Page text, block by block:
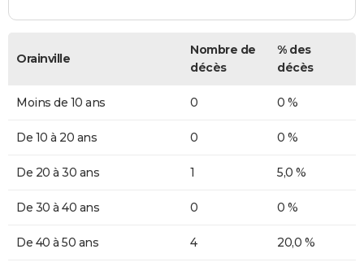
Orainville
Nombre de
décès
% des
décès
Moins de 10 ans 0 0 %
De 10 à 20 ans 0 0 %
De 20 à 30 ans 1 5,0 %
De 30 à 40 ans 0 0 %
De 40 à 50 ans 4 20,0 %